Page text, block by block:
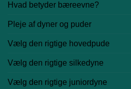
Hvad betyder bæreevne?
Pleje af dyner og puder
Vælg den rigtige hovedpude
Vælg den rigtige silkedyne
Vælg den rigtige juniordyne